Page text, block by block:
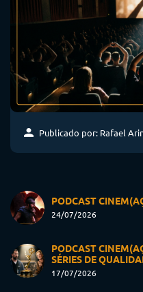
Publicado por: Rafael
PODCAST
24/07/2026
PODCAST
SÉRIES DE
17/07/2026